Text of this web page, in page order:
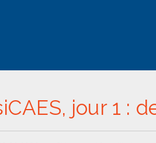
jour 1 :